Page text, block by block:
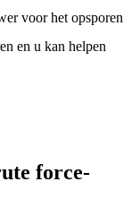
voor het opsporen
en u kan helpen
force-